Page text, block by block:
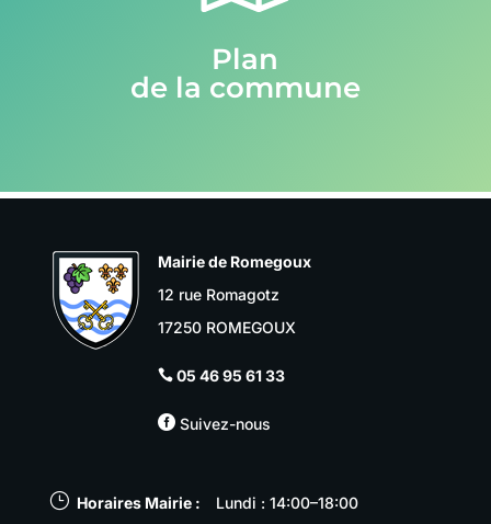
Plan
de la commune
Mairie de Romegoux
12 rue Romagotz
17250 ROMEGOUX
 05 46 95 61 33
Suivez-nous
} Horaires Mairie :
Lundi : 14:00–18:00